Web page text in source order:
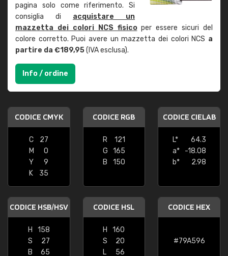
pagina solo come riferimento. Si
consiglia di acquistare un
mazzetta dei colori NCS fisicoper essere sicuri del
colore corretto. Puoi avere un mazzetta dei colori NCS a
partire da €189,95(IVA esclusa).
Info / ordine
CODICE CMYK
C
27
M
0
Y
9
K
35
CODICE RGB
R
121
G
165
B
150
CODICE CIELAB
L*
64.3
a*
-18.08
b*
2.98
CODICE HSB/HSV
H
158
S
27
B
65
CODICE HSL
H
160
S
20
L
56
CODICE HEX
#79A596